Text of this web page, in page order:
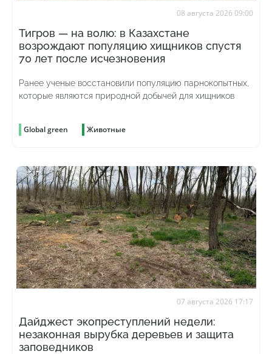
08 августа 2026 09:00
Тигров — на волю: в Казахстане
возрождают популяцию хищников спустя
70 лет после исчезновения
Ранее ученые восстановили популяцию парнокопытных,
которые являются природной добычей для хищников
Global green Животные
07 августа 2026 17:17
Дайджест экопреступлений недели:
незаконная вырубка деревьев и защита
заповедников